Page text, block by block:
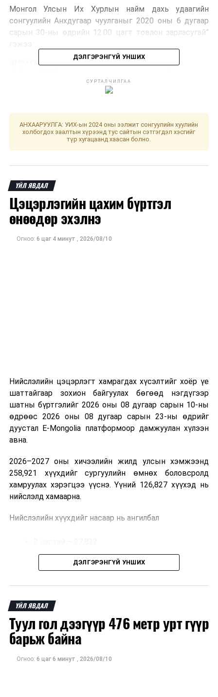
Монгол Улсын Их Хурлын найм дахь удаагийн
сонгуулийн Анхдугаар чуулганыг 2020 оны 6 дугаар
сарын 30-ны өдрийн 12.00 цагт товлон зарласугай”
ДАРААХ МЭДЭЭ
Улсын Ерөнхийлөгчид өргөн мэдүүллээ
ДЭЛГЭРЭНГҮЙ УНШИХ
СУРТАЛЧИЛГАА
АНХААРУУЛГА: УИХ-ын 2024 оны ээлжит сонгуулийн хуулийн
холбогдох заалтын хүрээнд тус сайтын сэтгэгдэл хэсгийг
түр хугацаанд хаасан болно.
ҮЙЛ ЯВДАЛ
Цэцэрлэгийн цахим бүртгэл
өнөөдөр эхэлнэ
Огноо: 6 цаг 4 минут 2026/08/10
Нийслэлийн цэцэрлэгт хамрагдах хүсэлтийг хоёр үе
шаттайгаар зохион байгуулах бөгөөд нэгдүгээр
шатны бүртгэлийг 2026 оны 08 дугаар сарын 10-ны
өдрөөс 2026 оны 08 дугаар сарын 23-ны өдрийг
дуустал E-Mongolia платформоор дамжуулан хүлээн
авна.
2026–2027 оны хичээлийн жилд улсын хэмжээнд
258,921 хүүхдийг сургуулийн өмнөх боловсролд
хамруулах хэрэгцээ үүснэ. Үүний 126,827 хүүхэд нь
нийслэлд хамаарна.
Нийслэлийн хүүхдийг насаар нь ангилбал
3 настай – 31,303
Иргэд хүүхдээ цэцэрлэгт хамруулах үйлчилгээг
авахдаа дараах зүйлсийг анхаарна уу.
Өөрийн болон хүүхдийнхээ хаягийн бүртгэл,
ДЭЛГЭРЭНГҮЙ УНШИХ
ҮЙЛ ЯВДАЛ
Туул гол дээгүүр 476 метр урт гүүр
барьж байна
Огноо: 6 цаг 6 минут 2026/08/10